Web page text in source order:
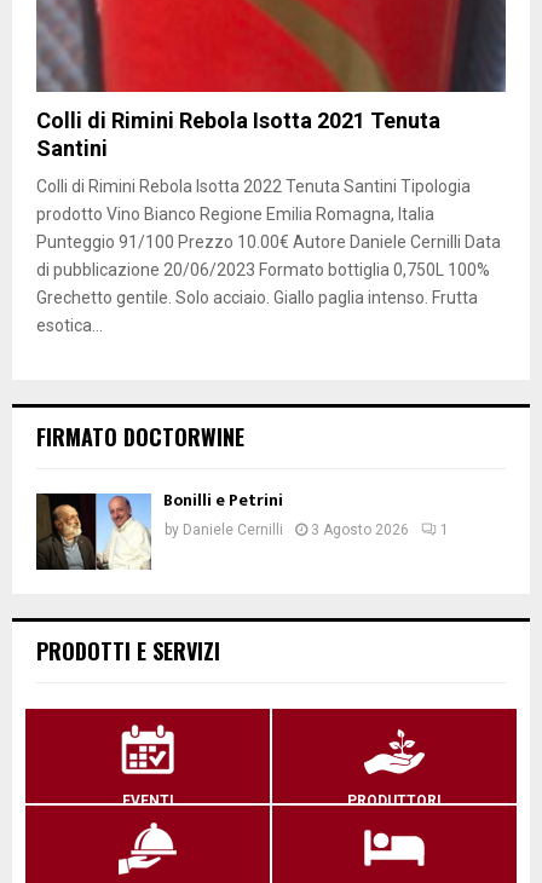
Colli di Rimini Rebola Isotta 2021 Tenuta
Santini
Colli di Rimini Rebola Isotta 2022 Tenuta Santini Tipologia
prodotto Vino Bianco Regione Emilia Romagna, Italia
Punteggio 91/100 Prezzo 10.00€ Autore Daniele Cernilli Data
di pubblicazione 20/06/2023 Formato bottiglia 0,750L 100%
Grechetto gentile. Solo acciaio. Giallo paglia intenso. Frutta
esotica...
FIRMATO DOCTORWINE
Bonilli e Petrini
by Daniele Cernilli 3 Agosto 2026 1
PRODOTTI E SERVIZI
EVENTI PRODUTTORI